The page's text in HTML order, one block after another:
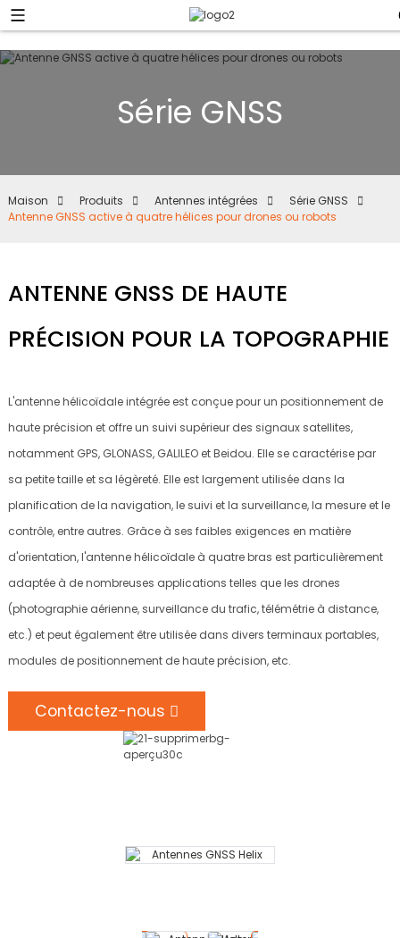
Série GNSS
Maison Produits Antennes intégrées
Série GNSS
Antenne GNSS active à quatre hélices pour drones ou robots
ANTENNE GNSS DE HAUTE
PRÉCISION POUR LA TOPOGRAPHIE
L'antenne hélicoïdale intégrée est conçue pour un positionnement de
haute précision et offre un suivi supérieur des signaux satellites,
notamment GPS, GLONASS, GALILEO et Beidou. Elle se caractérise par
sa petite taille et sa légèreté. Elle est largement utilisée dans la
planification de la navigation, le suivi et la surveillance, la mesure et le
contrôle, entre autres. Grâce à ses faibles exigences en matière
d'orientation, l'antenne hélicoïdale à quatre bras est particulièrement
adaptée à de nombreuses applications telles que les drones
(photographie aérienne, surveillance du trafic, télémétrie à distance,
etc.) et peut également être utilisée dans divers terminaux portables,
modules de positionnement de haute précision, etc.
Contactez-nous